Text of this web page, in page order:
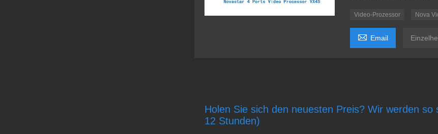
Video-Prozessor Nova
 Email
Holen Sie sich den neuesten Preis? Wir werden
12 Stunden)